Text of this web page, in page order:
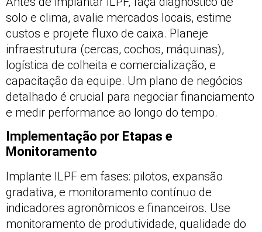
solo e clima, avalie mercados locais, estime
custos e projete fluxo de caixa. Planeje
infraestrutura (cercas, cochos, máquinas),
logística de colheita e comercialização, e
capacitação da equipe. Um plano de negócios
detalhado é crucial para negociar financiamento
e medir performance ao longo do tempo.
Implementação por Etapas e
Monitoramento
Implante ILPF em fases: pilotos, expansão
gradativa, e monitoramento contínuo de
indicadores agronômicos e financeiros. Use
monitoramento de produtividade, qualidade do